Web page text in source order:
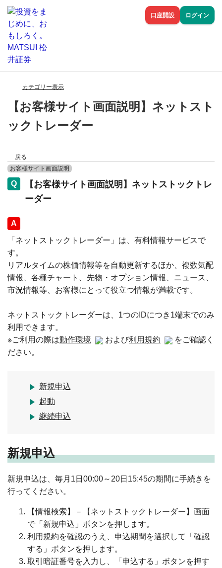
口座開設 ログイン
カテゴリー表示
【お客様サイト画面説明】ネットスト
ックトレーダー
戻る
お客様サイト画面説明
【お客様サイト画面説明】ネットストックトレ
ーダー
回答
「ネットストックトレーダー」は、有料情報サービスで
す。
リアルタイムの株価情報等を自動更新するほか、複数気配
情報、各種チャート、先物・オプション情報、ニュース、
市況情報等、お客様にとって役立つ情報が満載です。
ネットストックトレーダーは、1つのIDにつき1端末でのみ
利用できます。
※ご利用の際は動作環境 および利用規約
をご確認く
ださい。
新規申込
起動
継続申込
新規申込
新規申込は、毎月1日00:00～20日15:45の期間に手続きを
行ってください。
【情報検索】－【ネットストックトレーダー】画面
で「新規申込」ボタンを押します。
利用規約を確認のうえ、申込期間を選択して「確認
する」ボタンを押します。
取引暗証番号を入力し、「申込する」ボタンを押す